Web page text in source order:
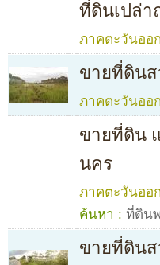
ที่ดินเปล่า
ภาคตะวันออก
ขายที่ดิน
ภาคตะวันออก
ขายที่ดิน
นคร
ภาคตะวันออก
ค้นหา : ที่ดิน
ขายที่ดิน